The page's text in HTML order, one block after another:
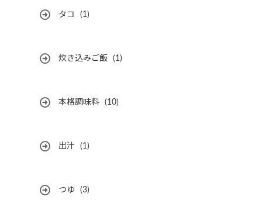
タコ (1)
炊き込みご飯 (1)
本格調味料 (10)
出汁 (1)
つゆ (3)